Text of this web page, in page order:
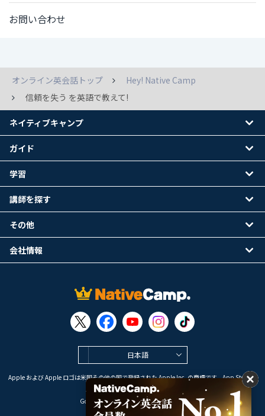
お問い合わせ
オンライン英会話トップ
Hey! Native Camp
信頼を失う を英語で教えて!
日本語
Apple および Apple ロゴは米国その他の国で登録された Apple Inc. の商標です。App Store は
Apple Inc. のサービスマークです。
Google Play は Google LLC の商標です。
ネイティブキャンプ
ガイド
学習
講師を探す
その他
会社情報